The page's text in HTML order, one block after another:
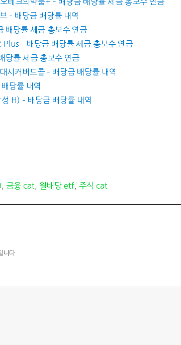
– 배당금 배당률 내역
배당률 세금 총보수 연금
– 배당금 배당률 세금 총보수 연금
당률 세금 총보수 연금
시커버드콜 – 배당금 배당률 내역
당률 내역
H) – 배당금 배당률 내역
금융 cat 월배당 etf 주식 cat
니다